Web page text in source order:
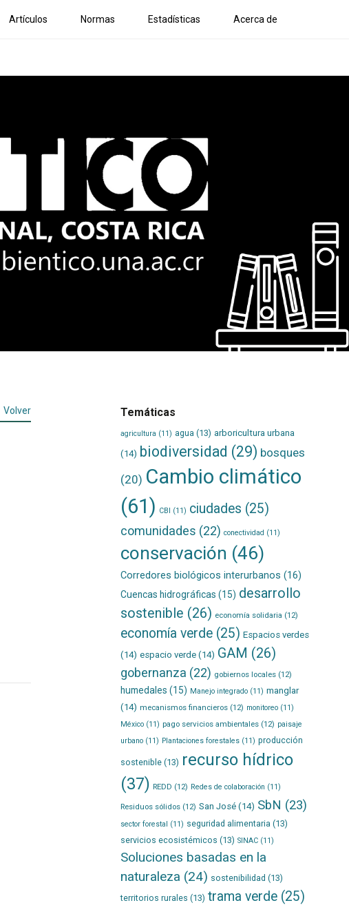
Artículos Normas Estadísticas Acerca de
Volver Temáticas
agricultura (11) agua (13) arboricultura urbana
(14) biodiversidad (29) bosques
(20) Cambio climático
(61) CBI (11) ciudades (25)
comunidades (22) conectividad (11)
conservación (46)
Corredores biológicos interurbanos (16)
Cuencas hidrográficas (15) desarrollo
sostenible (26) economía solidaria (12)
economía verde(25) Espacios verdes
(14) espacio verde(14) GAM (26)
gobernanza (22) gobiernos locales(12)
humedales (15) Manejo integrado(11) manglar
(14) mecanismos financieros(12) monitoreo(11)
México(11) pago servicios ambientales(12) paisaje
urbano(11) Plantaciones forestales(11) producción
sostenible(13) recurso hídrico
(37) REDD (12) Redes de colaboración (11)
Residuos sólidos(12) San José(14) SbN (23)
sector forestal (11) seguridad alimentaria (13)
servicios ecosistémicos (13) SINAC(11)
Soluciones basadas en la
naturaleza (24) sostenibilidad (13)
territorios rurales (13) trama verde(25)